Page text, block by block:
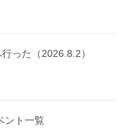
った（2026.8.2）
ント一覧